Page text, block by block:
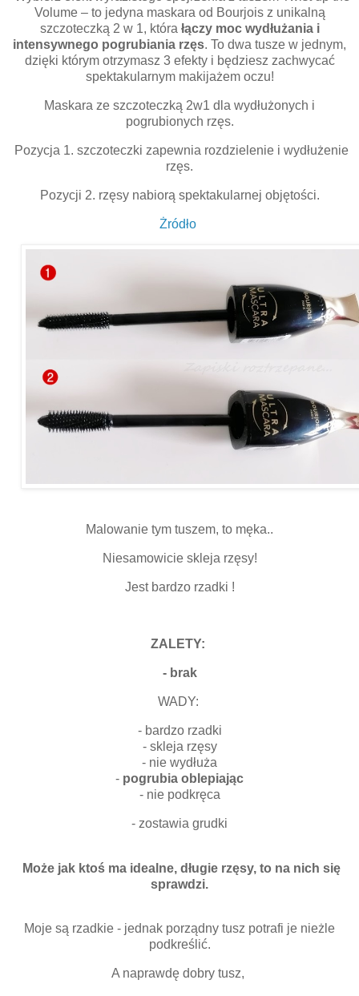
Volume – to jedyna maskara od Bourjois z unikalną
szczoteczką 2 w 1, która łączy moc wydłużania i
intensywnego pogrubiania rzęs. To dwa tusze w jednym,
dzięki którym otrzymasz 3 efekty i będziesz zachwycać
spektakularnym makijażem oczu!
Maskara ze szczoteczką 2w1 dla wydłużonych i
pogrubionych rzęs.
Pozycja 1. szczoteczki zapewnia rozdzielenie i wydłużenie
rzęs.
Pozycji 2. rzęsy nabiorą spektakularnej objętości.
Żródło
Malowanie tym tuszem, to męka..
Niesamowicie skleja rzęsy!
Jest bardzo rzadki !
ZALETY:
- brak
WADY:
- bardzo rzadki
- skleja rzęsy
- nie wydłuża
- pogrubia oblepiając
- nie podkręca
- zostawia grudki
Może jak ktoś ma idealne, długie rzęsy, to na nich się
sprawdzi.
Moje są rzadkie - jednak porządny tusz potrafi je nieżle
podkreślić.
A naprawdę dobry tusz,